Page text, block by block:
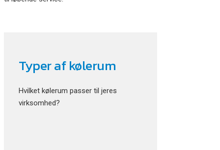
Typer af kølerum
Hvilket kølerum passer til jeres
virksomhed?